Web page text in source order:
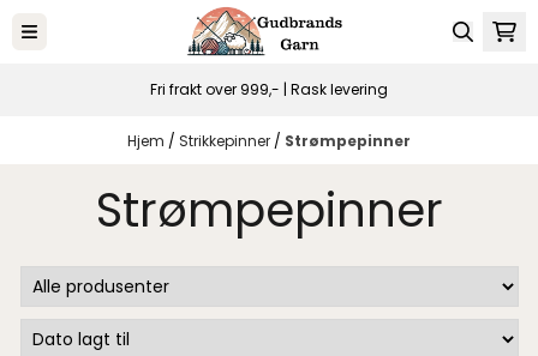
Hopp til innhold
Fri frakt over 999,- | Rask levering
Hjem / Strikkepinner / Strømpepinner
Strømpepinner